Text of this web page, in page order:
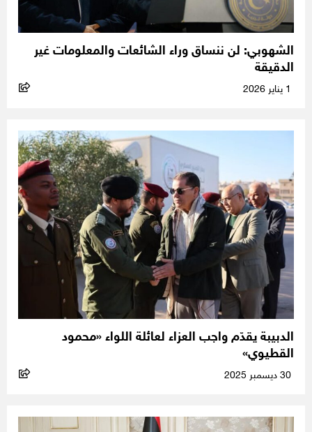
الشهوبي: لن ننساق وراء الشائعات والمعلومات غير
الدقيقة
الدبيبة يقدّم واجب العزاء لعائلة اللواء «محمود
القطيوي»